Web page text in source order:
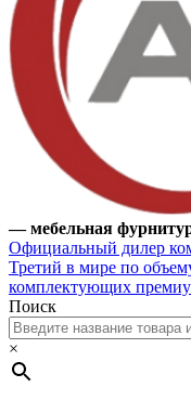
— мебельная
Официальный дилер
Третий в мире по
комплектующих
Поиск
×